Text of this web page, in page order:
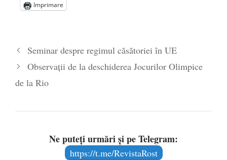
Imprimare
Seminar despre regimul căsătoriei în UE
Observații de la deschiderea Jocurilor Olimpice
de la Rio
Ne puteți urmări și pe Telegram:
https://t.me/RevistaRost